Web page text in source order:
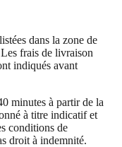
dans la zone de
frais de livraison
indiqués avant
minutes à partir de la
à titre indicatif et
conditions de
droit à indemnité.